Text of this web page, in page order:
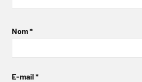
Nom*
E-mail *